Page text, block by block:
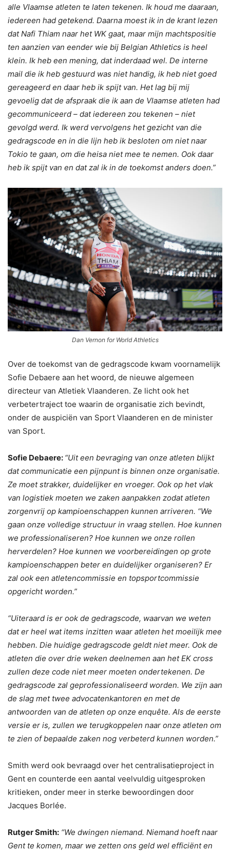
alle Vlaamse atleten te laten tekenen. Ik houd me daaraan,
iedereen had getekend. Daarna moest ik in de krant lezen
dat Nafi Thiam naar het WK gaat, maar mijn machtspositie
ten aanzien van eender wie bij Belgian Athletics is heel
klein. Ik heb een mening, dat inderdaad wel. De interne
mail die ik heb gestuurd was niet handig, ik heb niet goed
gereageerd en daar heb ik spijt van. Het lag bij mij
gevoelig dat de afspraak die ik aan de Vlaamse atleten had
gecommuniceerd – dat iedereen zou tekenen – niet
gevolgd werd. Ik werd vervolgens het gezicht van die
gedragscode en in die lijn heb ik besloten om niet naar
Tokio te gaan, om die heisa niet mee te nemen. Ook daar
heb ik spijt van en dat zal ik in de toekomst anders doen.”
Dan Vernon for World Athletics
Over de toekomst van de gedragscode kwam voornamelijk
Sofie Debaere aan het woord, de nieuwe algemeen
directeur van Atletiek Vlaanderen. Ze licht ook het
verbetertraject toe waarin de organisatie zich bevindt,
onder de auspiciën van Sport Vlaanderen en de minister
van Sport.
Sofie Debaere: “Uit een bevraging van onze atleten blijkt
dat communicatie een pijnpunt is binnen onze organisatie.
Ze moet strakker, duidelijker en vroeger. Ook op het vlak
van logistiek moeten we zaken aanpakken zodat atleten
zorgenvrij op kampioenschappen kunnen arriveren. “We
gaan onze volledige structuur in vraag stellen. Hoe kunnen
we professionaliseren? Hoe kunnen we onze rollen
herverdelen? Hoe kunnen we voorbereidingen op grote
kampioenschappen beter en duidelijker organiseren? Er
zal ook een atletencommissie en topsportcommissie
opgericht worden.”
“Uiteraard is er ook de gedragscode, waarvan we weten
dat er heel wat items inzitten waar atleten het moeilijk mee
hebben. Die huidige gedragscode geldt niet meer. Ook de
atleten die over drie weken deelnemen aan het EK cross
zullen deze code niet meer moeten ondertekenen. De
gedragscode zal geprofessionaliseerd worden. We zijn aan
de slag met twee advocatenkantoren en met de
antwoorden van de atleten op onze enquête. Als de eerste
versie er is, zullen we terugkoppelen naar onze atleten om
te zien of bepaalde zaken nog verbeterd kunnen worden.”
Smith werd ook bevraagd over het centralisatieproject in
Gent en counterde een aantal veelvuldig uitgesproken
kritieken, onder meer in sterke bewoordingen door
Jacques Borlée.
Rutger Smith: “We dwingen niemand. Niemand hoeft naar
Gent te komen, maar we zetten ons geld wel efficiënt en